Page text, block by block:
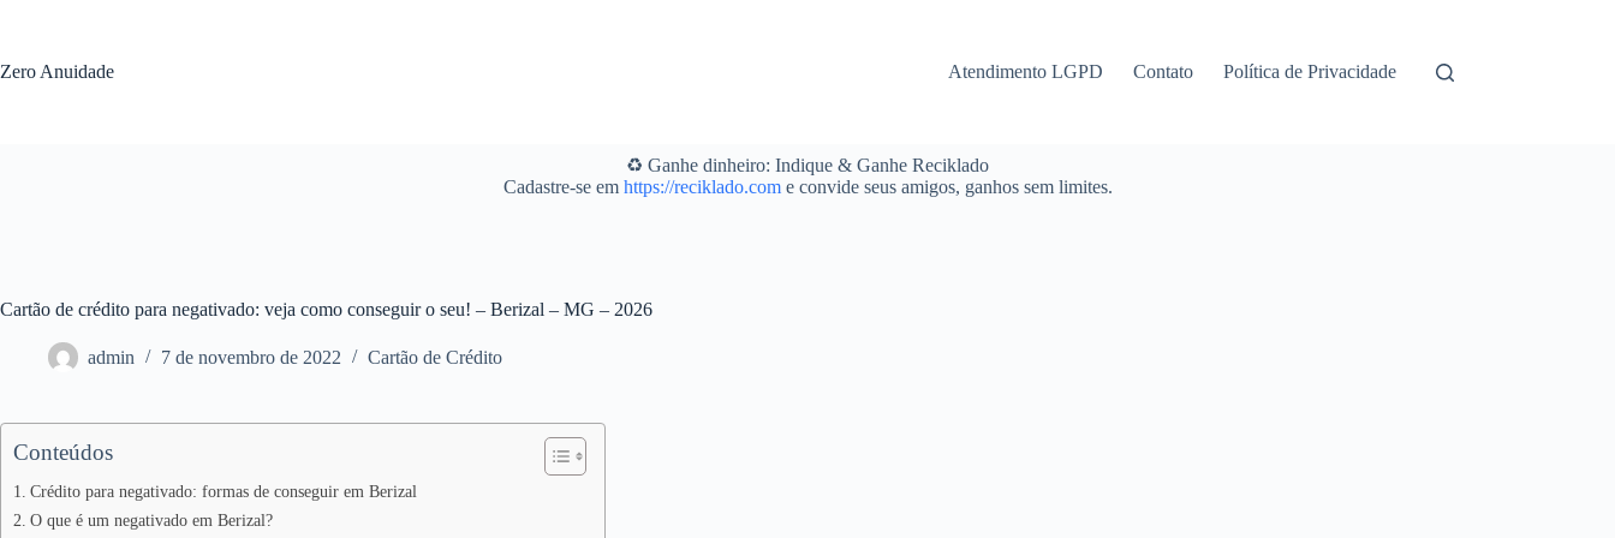
conteúdo
Zero Anuidade Atendimento LGPD Contato Política de Privacidade
♻️ Ganhe dinheiro: Indique & Ganhe Reciklado
Cadastre-se em https://reciklado.come convide seus amigos, ganhos sem limites.
Cartão de crédito para negativado: veja como conseguir o seu! – Berizal – MG – 2026
admin 7 de novembro de 2022 Cartão de Crédito
Conteúdos
Crédito para negativado: formas de conseguir em Berizal
O que é um negativado em Berizal?